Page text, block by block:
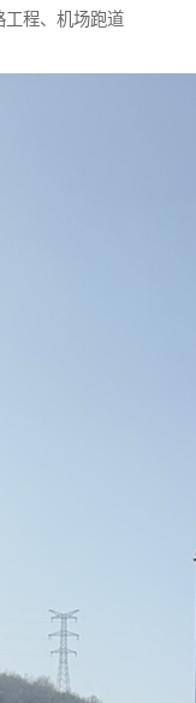
工程、机场跑道